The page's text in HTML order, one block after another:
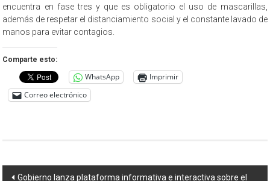
encuentra en fase tres y que es obligatorio el uso de mascarillas,
además de respetar el distanciamiento social y el constante lavado de
manos para evitar contagios.
Comparte esto:
WhatsApp
Imprimir
Correo electrónico
Navegación
Gobierno lanza plataforma informativa e interactiva sobre el